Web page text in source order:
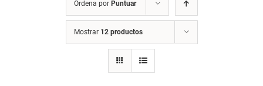
Ordena por Puntuar
Mostrar 12 productos